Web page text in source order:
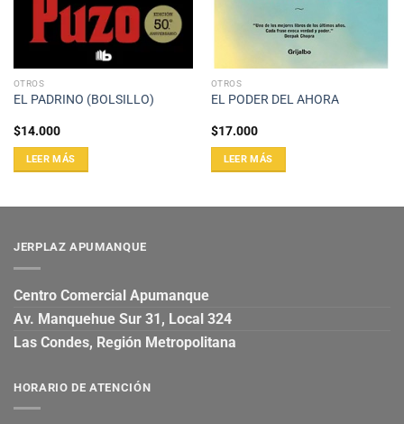
OTROS
EL PADRINO (BOLSILLO)
$14.000
LEER MÁS
OTROS
EL PODER DEL AHORA
$17.000
LEER MÁS
JERPLAZ APUMANQUE
Centro Comercial Apumanque
Av. Manquehue Sur 31, Local 324
Las Condes, Región Metropolitana
HORARIO DE ATENCIÓN